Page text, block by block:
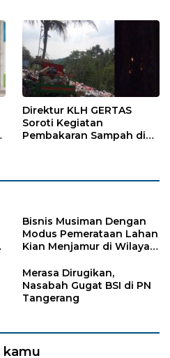
Direktur KLH GERTAS
Soroti Kegiatan
Pembakaran Sampah di
Bisnis Musiman Dengan
Modus Pemerataan Lahan
Kian Menjamur di Wilayah
Merasa Dirugikan,
Nasabah Gugat BSI di PN
Tangerang
kamu